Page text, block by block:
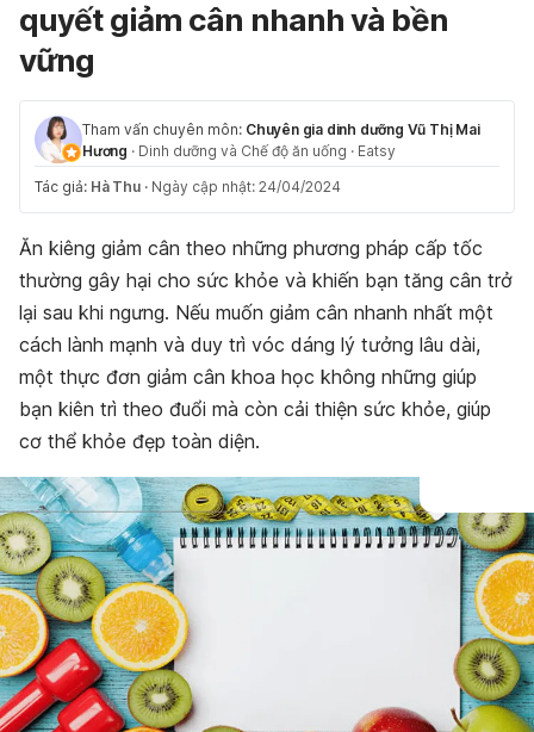
quyết giảm cân nhanh và bền
vững
Tham vấn chuyên môn: Chuyên gia dinh dưỡng Vũ Thị Mai
Hương · Dinh dưỡng và Chế độ ăn uống · Eatsy
Tác giả: Hà Thu · Ngày cập nhật: 24/04/2024
Ăn kiêng giảm cân theo những phương pháp cấp tốc
thường gây hại cho sức khỏe và khiến bạn tăng cân trở
lại sau khi ngưng. Nếu muốn giảm cân nhanh nhất một
cách lành mạnh và duy trì vóc dáng lý tưởng lâu dài,
một thực đơn giảm cân khoa học không những giúp
bạn kiên trì theo đuổi mà còn cải thiện sức khỏe, giúp
cơ thể khỏe đẹp toàn diện.